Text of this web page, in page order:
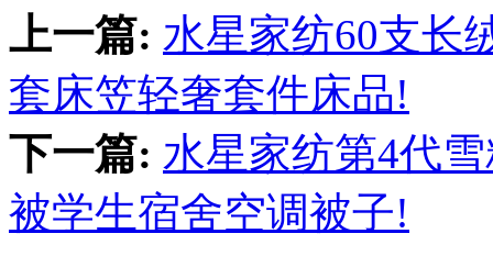
上一篇: 水星家纺60支长
套床笠轻奢套件床品!
下一篇: 水星家纺第4代
被学生宿舍空调被子!